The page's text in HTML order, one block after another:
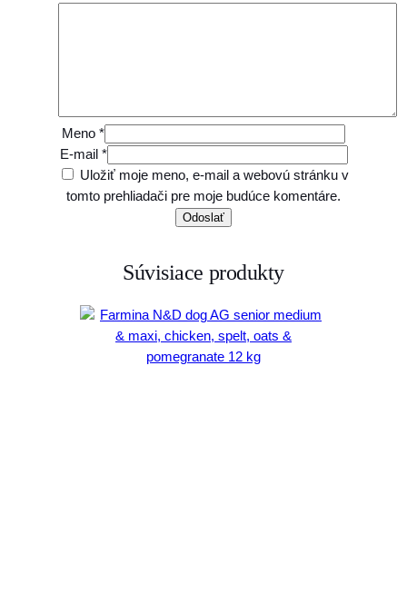
Meno *
E-mail *
Uložiť moje meno, e-mail a webovú stránku v
tomto prehliadači pre moje budúce komentáre.
Súvisiace produkty